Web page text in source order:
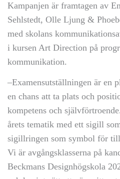
Kampanjen är framtagen av
Sehlstedt, Olle Ljung &
med skolans
i kursen Art Direction på
kommunikation.
–Examensutställningen är en
en chans att ta plats och
kompetens och
årets tematik med ett sigill
sigillringen som symbol för
Vi är avgångsklasserna på
Beckmans Designhögskola